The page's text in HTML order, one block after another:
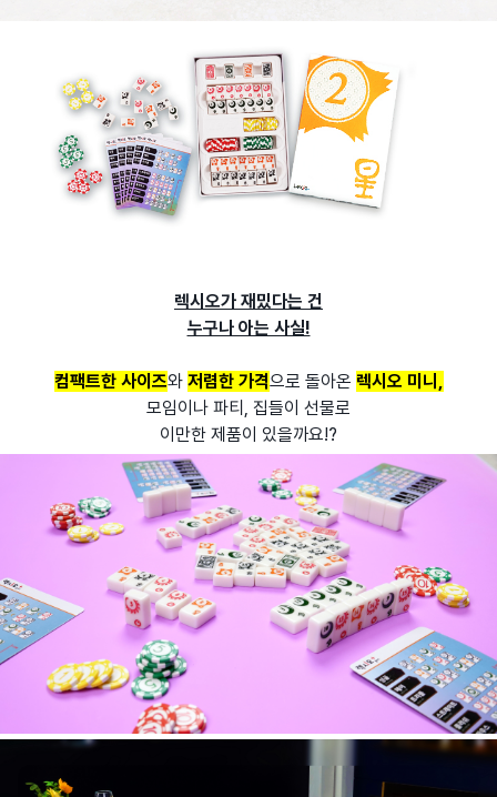
렉시오가 재밌다는 건
누구나 아는 사실!
컴팩트한 사이즈와 저렴한 가격으로 돌아온 렉시오 미니,
모임이나 파티, 집들이 선물로
이만한 제품이 있을까요!?